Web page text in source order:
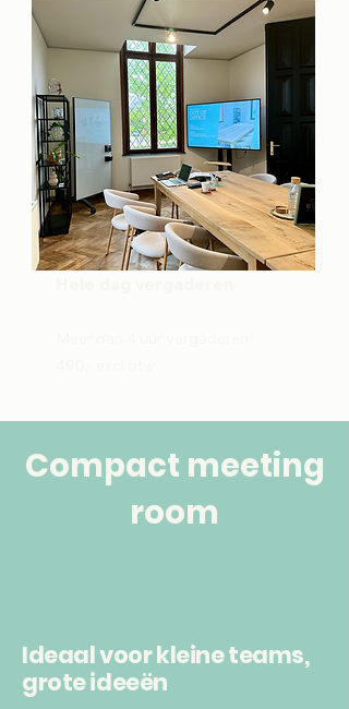
Compact meeting
room
Ideaal voor kleine teams,
grote ideeën